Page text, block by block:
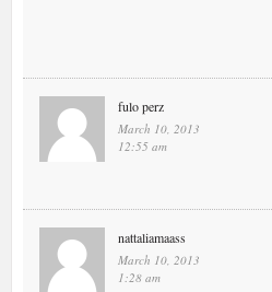
fulo perz
March 10, 2013
12:55 am
nattaliamaass
March 10, 2013
1:28 am